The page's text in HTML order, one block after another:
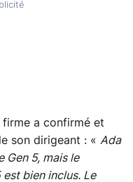
firme a confirmé et
son dirigeant : « Ada
Gen 5, mais le
bien inclus. Le